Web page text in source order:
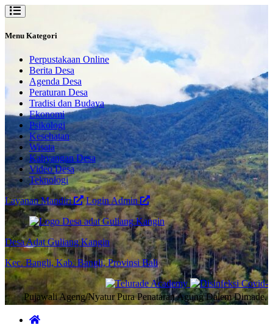
Menu Kategori
Perpustakaan Online
Berita Desa
Agenda Desa
Peraturan Desa
Tradisi dan Budaya
Ekonomi
Psikologi
Kesehatan
Wisata
Kahyangan Desa
Video Desa
Teknologi
Layanan Mandiri
Login Admin
Desa Adat Guliang Kangin
Kec. Bangli, Kab. Bangli, Provinsi Bali
Pujawali Ageng/Nyatur Pura Penataran Agung Dalem Dimade,